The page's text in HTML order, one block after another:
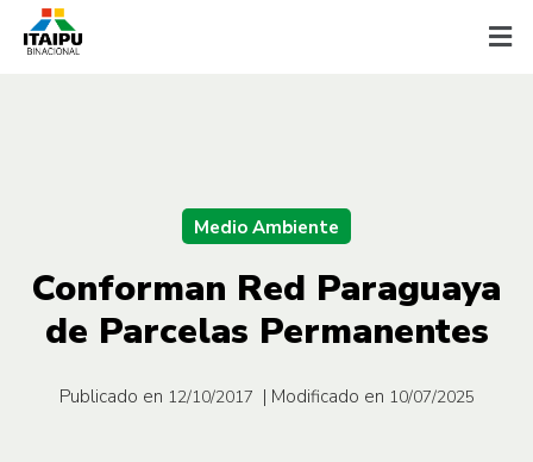
Medio Ambiente
Conforman Red Paraguaya
de Parcelas Permanentes
Publicado en 12/10/2017 | Modificado en 10/07/2025